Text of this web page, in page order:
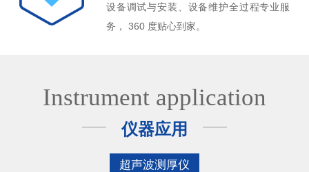
设备调试与安装、设备维护全过程专业服
务， 360 度贴心到家。
Instrument application
仪器应用
超声波测厚仪